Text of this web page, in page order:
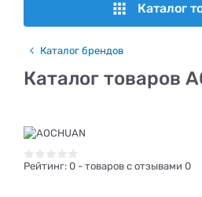
Каталог
Каталог брендов
Каталог товаров
Рейтинг: 0 - товаров с отзывами 0